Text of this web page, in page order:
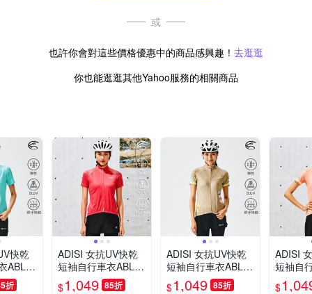
或
也許你會對這些價格優惠中的商品感興趣！ 去逛逛
你也能逛逛其他Yahoo服務的相關商品
快乾
ABL21
藍
折
ADISI 女抗UV快乾
短袖自行車衣ABL21
92206｜熱情洋紅
$1,049 85折
ADISI 女抗UV快乾
短袖自行車衣ABL21
92207｜淺棕褐
$1,049 85折
ADISI
短袖自
92207
$